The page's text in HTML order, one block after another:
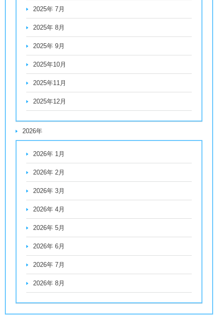
2025年 7月
2025年 8月
2025年 9月
2025年10月
2025年11月
2025年12月
2026年
2026年 1月
2026年 2月
2026年 3月
2026年 4月
2026年 5月
2026年 6月
2026年 7月
2026年 8月